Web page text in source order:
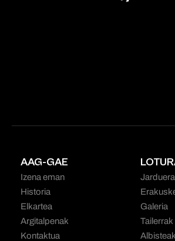
AAG-GAE
Izena eman
Historia
Elkartea
Argitalpenak
Kontaktua
Galeria
Tailerrak
Albisteak